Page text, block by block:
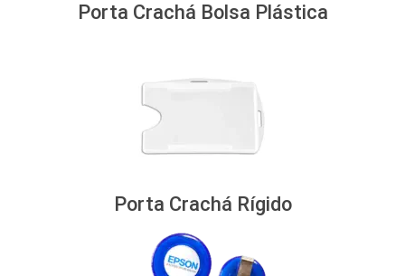
Porta Crachá Bolsa Plástica
Porta Crachá Rígido